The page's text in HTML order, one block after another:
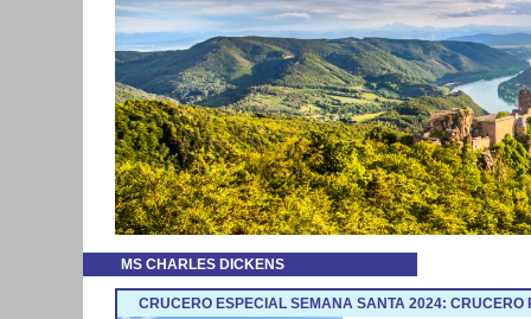
MS CHARLES DICKENS
CRUCERO ESPECIAL SEMANA SANTA 2024: